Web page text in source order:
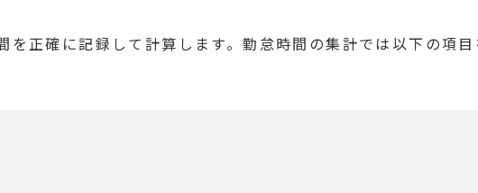
正確に記録して計算します。勤怠時間の集計では以下の項目